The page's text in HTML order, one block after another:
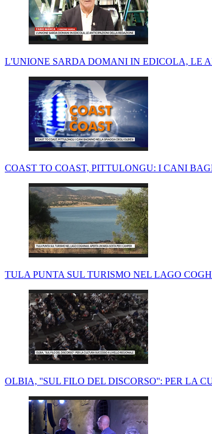
L'UNIONE SARDA DOMANI IN EDICOLA, LE
COAST TO COAST, PITTULONGU: I CANI
TULA PUNTA SUL TURISMO NEL LAGO
OLBIA, ''SUL FILO DEL DISCORSO'': PER LA